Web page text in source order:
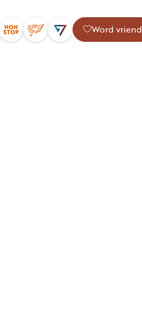
Word vriend